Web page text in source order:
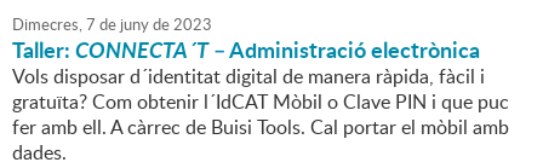
Dimecres,7 de junyde2023
Taller:CONNECTA´T– Administració electrònica
Vols disposar d´identitat digital de manera ràpida, fàcil i
gratuïta? Com obtenir l´IdCAT Mòbil o Clave PIN i que puc
fer amb ell. A càrrec de Buisi Tools. Cal portar el mòbil amb
dades.